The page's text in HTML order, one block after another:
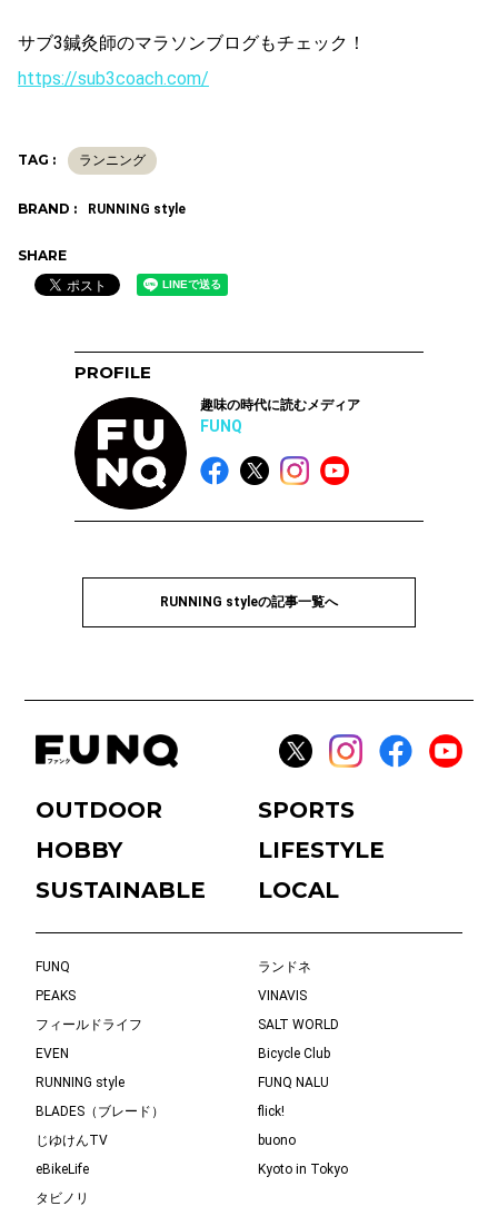
サブ3鍼灸師のマラソンブログもチェック！
https://sub3coach.com/
TAG : ランニング
BRAND : RUNNING style
SHARE
PROFILE
趣味の時代に読むメディア
FUNQ
RUNNING styleの記事一覧へ
OUTDOOR
SPORTS
HOBBY
LIFESTYLE
SUSTAINABLE
LOCAL
FUNQ
ランドネ
PEAKS
VINAVIS
フィールドライフ
SALT WORLD
EVEN
Bicycle Club
RUNNING style
FUNQ NALU
BLADES（ブレード）
flick!
じゆけんTV
buono
eBikeLife
Kyoto in Tokyo
タビノリ